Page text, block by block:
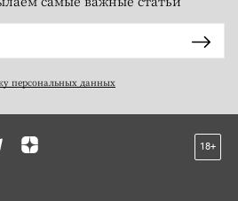
персональных данных
18+